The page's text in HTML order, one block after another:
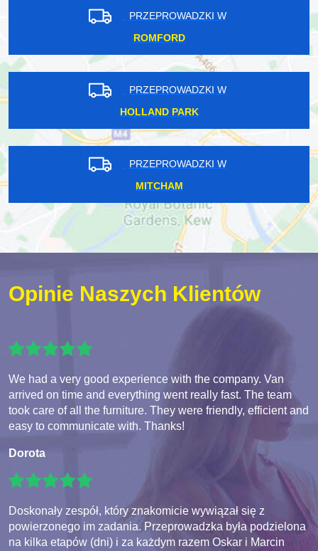
PRZEPROWADZKI W
ROMFORD
PRZEPROWADZKI W
HOLLAND PARK
PRZEPROWADZKI W
MITCHAM
Opinie Naszych Klientów
We had a very good experience with the company. Van
arrived on time and everything went really fast. The team
took care of all the furniture. They were friendly, efficient and
easy to communicate with. Thanks!
Dorota
Doskonały zespół, który znakomicie wywiązał się z
powierzonego im zadania. Przeprowadzka była podzielona
na kilka etapów (dni) i za każdym razem Oskar i Marcin